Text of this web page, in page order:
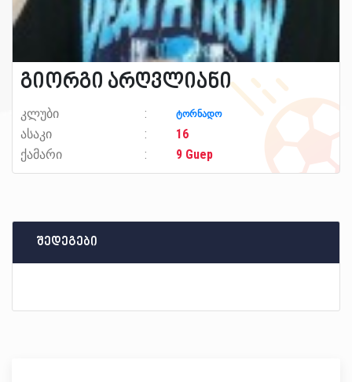
გიორგი არღვლიანი
კლუბი ტორნადო
ასაკი
16
ქამარი
9 Guep
შედეგები